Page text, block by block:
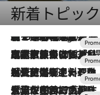
新着トピッ
2 Hours Ago
【トンボの足水浴】ヒノキの香りに包まれて涼感マックス！約13℃の湧水かけ流しを避暑地「星野温泉 トンボの湯」で体験
2026.7.31
【ホテル帰省】という選択肢をOMOが提案。家族とほどよい距離を保つには「昼は実家、夜は気兼ねなくホテルで！」
2026.7.24
【夏限定ディナーコース】旬を迎える稚鮎や花ズッキーニなどをイタリア・トスカーナの郷土料理の手法で満喫！
2026.7.17
「土佐和ハーブかき氷」がOMO7高知に登場！生姜、山椒、大葉など目にも舌にも涼を呼ぶ郷土の味